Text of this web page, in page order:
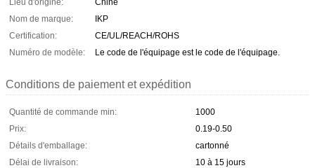
Lieu d'origine:
Chine
Nom de marque:
IKP
Certification:
CE/UL/REACH/ROHS
Numéro de modèle:
Le code de l'équipage est le code de l'équipage.
Conditions de paiement et expédition
Quantité de commande min:
1000
Prix:
0.19-0.50
Détails d'emballage:
cartonné
Délai de livraison:
10 à 15 jours